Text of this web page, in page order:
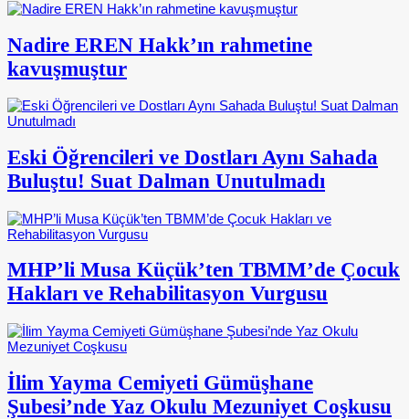
Nadire EREN Hakk’ın rahmetine
kavuşmuştur
Eski Öğrencileri ve Dostları Aynı Sahada
Buluştu! Suat Dalman Unutulmadı
MHP’li Musa Küçük’ten TBMM’de Çocuk
Hakları ve Rehabilitasyon Vurgusu
İlim Yayma Cemiyeti Gümüşhane
Şubesi’nde Yaz Okulu Mezuniyet Coşkusu